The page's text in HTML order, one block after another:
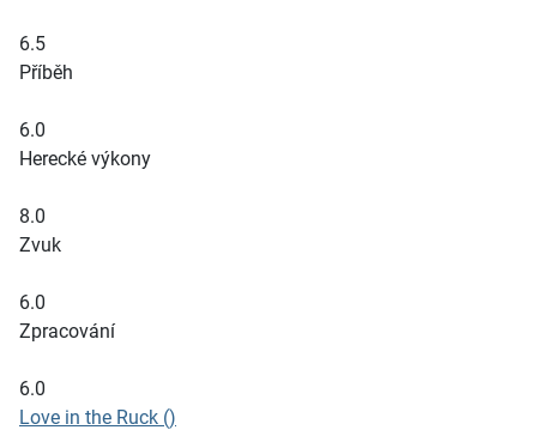
6.5
Příběh
6.0
Herecké výkony
8.0
Zvuk
6.0
Zpracování
6.0
Love in the Ruck ()